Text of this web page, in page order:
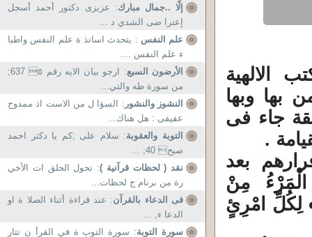
الالهية
بها وبها
جاء فى
.
بعد
مِنْ
لِكُلِّ امْرِئٍ
إلّا ..جمال مبارك: عزيزى دكتور أحمد أسجل
إعترا ضى الشدي د ...
علم النفس : يتحدث اساتذ ة علم النفس واطبا
ء علم النفس ....
الأرضون السبع
: ارجو بيان الايه رقم ٥ 637;
من سورة طه والتي...
النشوز والنشور : السؤا ل من الاست اذ ممدوح
عفيفى : هل هناك...
التوبة والعقوبة: سلام علی ;کم یا دکتر احمد
صبح 40; ...
نقد ( لحظات قرآنية ): تحول الحلق ات الأخي
رة من برنام ج لحظات...
فى الدعاء بالقرآن: عند قراءة أثناء الصلا ة او
الدعا ء, ...
سورة التوبة: سورة التوب ة في القرأ ن تثار